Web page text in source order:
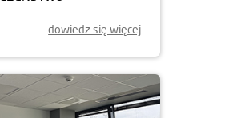
dowiedz się więcej